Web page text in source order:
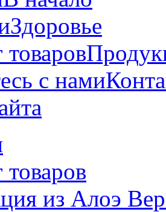
Здоровье
товаров
с нами
товаров
из Алоэ